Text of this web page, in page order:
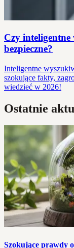
Czy inteligentne
bezpieczne?
Inteligentne
szokujące fakty,
wiedzieć w 2026!
Ostatnie
Szokujące prawdy